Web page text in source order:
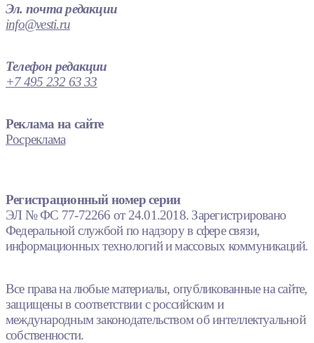
Эл. почта редакции
info@vesti.ru
Телефон редакции
+7 495 232 63 33
Реклама на сайте
Росреклама
Регистрационный номер серии
ЭЛ № ФС 77-72266 от 24.01.2018. Зарегистрировано
Федеральной службой по надзору в сфере связи,
информационных технологий и массовых коммуникаций.
Все права на любые материалы, опубликованные на сайте,
защищены в соответствии с российским и
международным законодательством об интеллектуальной
собственности.